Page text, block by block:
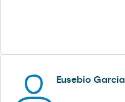
Eusebio Garcia